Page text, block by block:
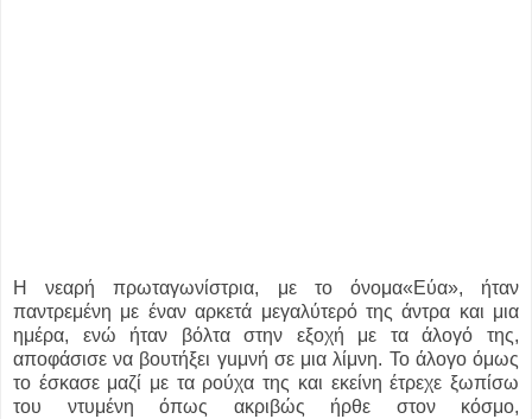
Η νεαρή πρωταγωνίστρια, με το όνομα«Εύα», ήταν
παντρεμένη με έναν αρκετά μεγαλύτερό της άντρα και μια
ημέρα, ενώ ήταν βόλτα στην εξοχή με τα άλογό της,
αποφάσισε να βουτήξει γuμνή σε μια λίμνη. Το άλογο όμως
το έσκασε μαζί με τα ρούχα της και εκείνη έτρεχε ξωπίσω
του ντυμένη όπως ακριβώς ήρθε στον κόσμο,